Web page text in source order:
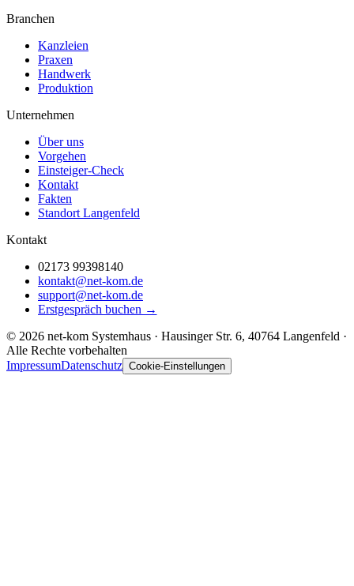
Branchen
Kanzleien
Praxen
Handwerk
Produktion
Unternehmen
Über uns
Vorgehen
Einsteiger-Check
Kontakt
Fakten
Standort Langenfeld
Kontakt
02173 99398140
kontakt@net-kom.de
support@net-kom.de
Erstgespräch buchen →
© 2026 net-kom Systemhaus · Hausinger Str. 6, 40764 Langenfeld ·
Alle Rechte vorbehalten
ImpressumDatenschutz Cookie-Einstellungen